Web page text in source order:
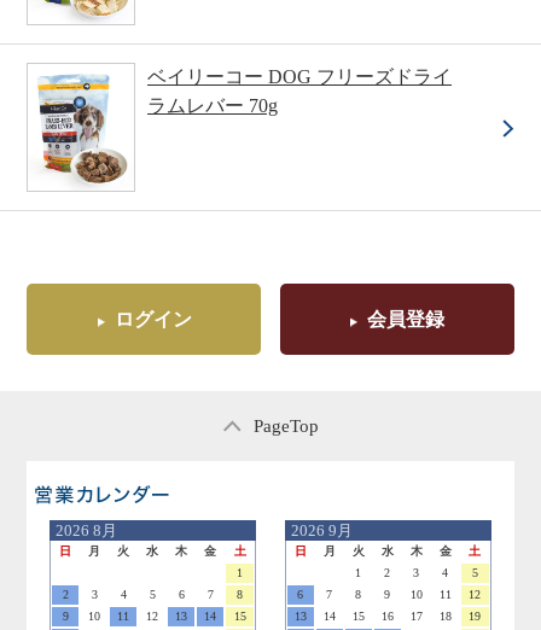
ベイリーコー DOG フリーズドライ
ラムレバー 70g
ログイン 会員登録
PageTop
営業日のご案内
2026 8月
日 月 火 水 木 金
土
1
2
3 4 5 6 7
8
9
10 11 12 13 14
15
2026 9月
日 月 火 水 木 金
土
1
2 3 4
5
6
7 8 9 10 11
12
13
14 15 16 17 18
19